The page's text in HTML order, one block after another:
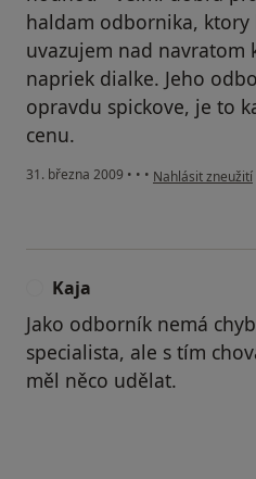
haldam odbornika, ktory
uvazujem nad navratom
napriek dialke. Jeho
opravdu spickove, je to
cenu.
31. března 2009 • • • podle názoru
Nahlásit zneužití
Kaja
Jako odborník nemá
specialista, ale s tím
měl něco udělat.